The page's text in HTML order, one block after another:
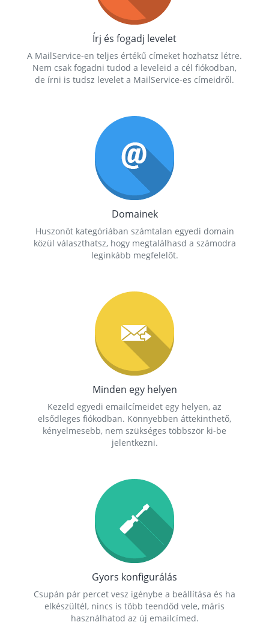
Írj és fogadj levelet
A MailService-en teljes értékű címeket hozhatsz létre.
Nem csak fogadni tudod a leveleid a cél fiókodban,
de írni is tudsz levelet a MailService-es címeidről.
Domainek
Huszonöt kategóriában számtalan egyedi domain
közül választhatsz, hogy megtalálhasd a számodra
leginkább megfelelőt.
Minden egy helyen
Kezeld egyedi emailcímeidet egy helyen, az
elsődleges fiókodban. Könnyebben áttekinthető,
kényelmesebb, nem szükséges többször ki-be
jelentkezni.
Gyors konfigurálás
Csupán pár percet vesz igénybe a beállítása és ha
elkészültél, nincs is több teendőd vele, máris
használhatod az új emailcímed.